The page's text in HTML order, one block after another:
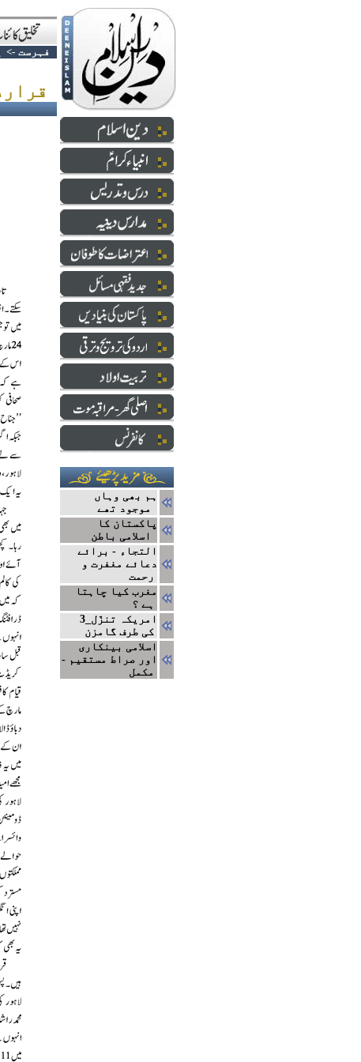
فہرست ->
ہم بھی وہاں
پاکستان کا
التجاء - برائے
دعائے مغفرت و
رحمت
مغرب کیا چاہتا
ہے ؟
3_امریکہ تنزّل
کی طرف گامزن
اسلامی بینکاری
اور صراط مستقیم -
مکمل